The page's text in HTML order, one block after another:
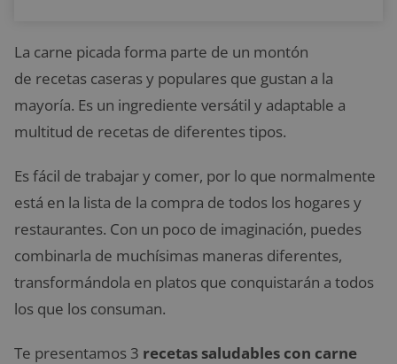
La carne picada forma parte de un montón
de recetas caseras y populares que gustan a la
mayoría. Es un ingrediente versátil y adaptable a
multitud de recetas de diferentes tipos.
Es fácil de trabajar y comer, por lo que normalmente
está en la lista de la compra de todos los hogares y
restaurantes. Con un poco de imaginación, puedes
combinarla de muchísimas maneras diferentes,
transformándola en platos que conquistarán a todos
los que los consuman.
Te presentamos 3 recetas saludables con carne